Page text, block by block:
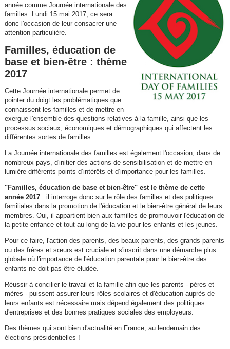
année comme Journée internationale des
familles. Lundi 15 mai 2017, ce sera
donc l'occasion de leur consacrer une
attention particulière.
Familles, éducation de
base et bien-être : thème
2017
Cette Journée internationale permet de
pointer du doigt les problématiques que
connaissent les familles et de mettre en
exergue l'ensemble des questions relatives à la famille, ainsi que les
processus sociaux, économiques et démographiques qui affectent les
différentes sortes de familles.
La Journée internationale des familles est également l'occasion, dans de
nombreux pays, d'initier des actions de sensibilisation et de mettre en
lumière différents points d’intérêts et d’importance pour les familles.
"Familles, éducation de base et bien-être" est le thème de cette
année 2017: il interroge donc sur le rôle des familles et des politiques
familiales dans la promotion de l'éducation et le bien-être général de leurs
membres. Oui, il appartient bien aux familles de promouvoir l'éducation de
la petite enfance et tout au long de la vie pour les enfants et les jeunes.
Pour ce faire, l'action des parents, des beaux-parents, des grands-parents
ou des frères et sœurs est cruciale et s'inscrit dans une démarche plus
globale où l'importance de l'éducation parentale pour le bien-être des
enfants ne doit pas être éludée.
Réussir à concilier le travail et la famille afin que les parents - pères et
mères - puissent assurer leurs rôles scolaires et d'éducation auprès de
leurs enfants est nécessaire mais dépend également des politiques
d'entreprises et des bonnes pratiques sociales des employeurs.
Des thèmes qui sont bien d'actualité en France, au lendemain des
élections présidentielles !